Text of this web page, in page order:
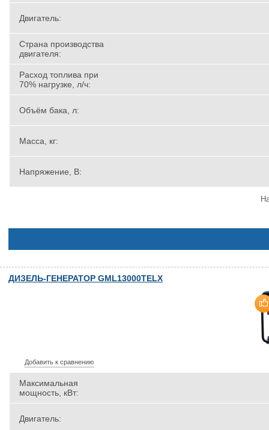
Двигатель:
Страна производства
двигателя:
Расход топлива при
70% нагрузке, л/ч:
Объём бака, л:
Масса, кг:
Напряжение, В:
ДИЗЕЛЬ-ГЕНЕРАТОР GML13000TELX
Добавить к сравнению
Максимальная
мощность, кВт:
Двигатель: